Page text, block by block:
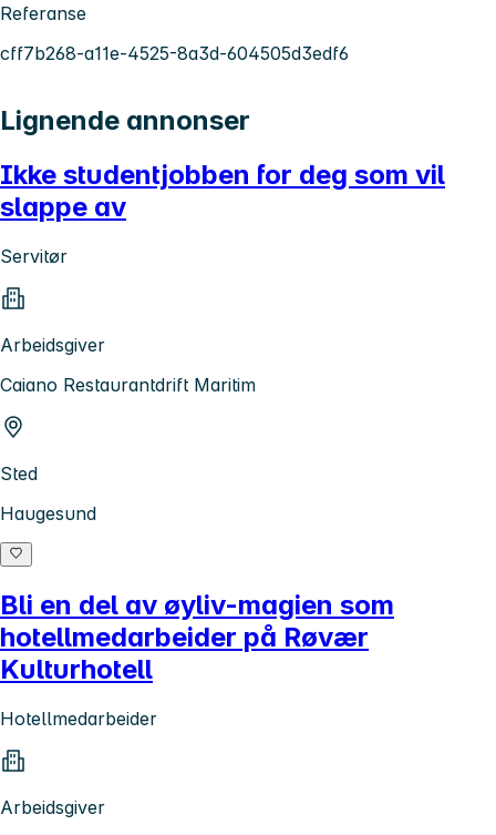
Referanse
cff7b268-a11e-4525-8a3d-604505d3edf6
Lignende annonser
Ikke studentjobben for deg som vil
slappe av
Servitør
Arbeidsgiver
Caiano Restaurantdrift Maritim
Sted
Haugesund
Bli en del av øyliv-magien som
hotellmedarbeider på Røvær
Kulturhotell
Hotellmedarbeider
Arbeidsgiver